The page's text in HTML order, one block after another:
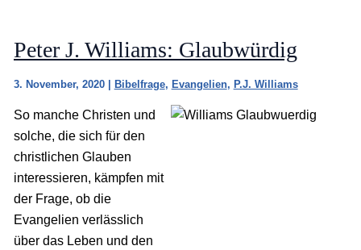
Peter J. Williams: Glaubwürdig
3. November, 2020 | Bibelfrage, Evangelien, P.J. Williams
So manche Christen und
solche, die sich für den
christlichen Glauben
interessieren, kämpfen mit
der Frage, ob die
Evangelien verlässlich
über das Leben und den